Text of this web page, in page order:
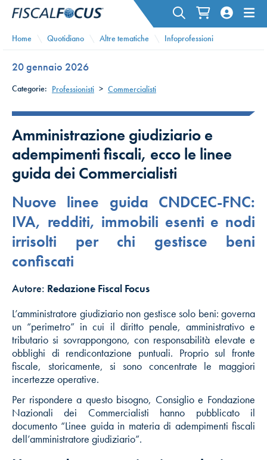
Home Quotidiano Altre tematiche Infoprofessioni
20 gennaio 2026
Categorie: Professionisti > Commercialisti
Amministrazione giudiziario e
adempimenti fiscali, ecco le linee
guida dei Commercialisti
Nuove linee guida CNDCEC-FNC:
IVA, redditi, immobili esenti e nodi
irrisolti per chi gestisce beni
confiscati
Autore: Redazione Fiscal Focus
L’amministratore giudiziario non gestisce solo beni: governa
un “perimetro” in cui il diritto penale, amministrativo e
tributario si sovrappongono, con responsabilità elevate e
obblighi di rendicontazione puntuali. Proprio sul fronte
fiscale, storicamente, si sono concentrate le maggiori
incertezze operative.
Per rispondere a questo bisogno, Consiglio e Fondazione
Nazionali dei Commercialisti hanno pubblicato il
documento “Linee guida in materia di adempimenti fiscali
dell’amministratore giudiziario”.